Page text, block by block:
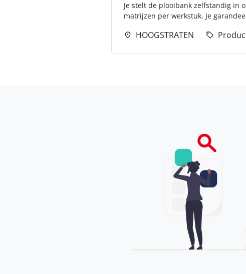
Je stelt de plooibank zelfstandig in
matrijzen per werkstuk. Je
HOOGSTRATEN